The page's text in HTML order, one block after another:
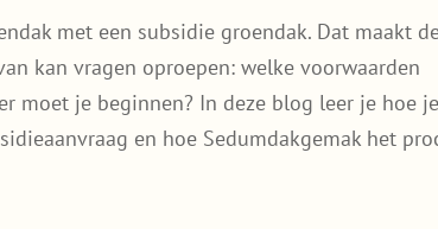
met een subsidie groendak. Dat maakt
kan vragen oproepen: welke voorwaarden
moet je beginnen? In deze blog leer je hoe
en hoe Sedumdakgemak het